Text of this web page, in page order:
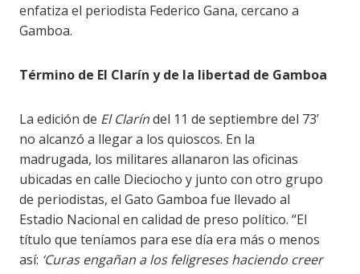
enfatiza el periodista Federico Gana, cercano a
Gamboa.
Término de El Clarín y de la libertad de Gamboa
La edición de El Claríndel 11 de septiembre del 73’
no alcanzó a llegar a los quioscos. En la
madrugada, los militares allanaron las oficinas
ubicadas en calle Dieciocho y junto con otro grupo
de periodistas, el Gato Gamboa fue llevado al
Estadio Nacional en calidad de preso político. “El
título que teníamos para ese día era más o menos
así: ‘Curas engañan a los feligreses haciendo creer